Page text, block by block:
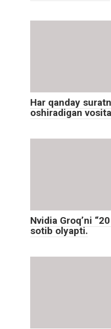
Har qanday
oshiradigan vosita
Nvidia Groq’ni
sotib olyapti.